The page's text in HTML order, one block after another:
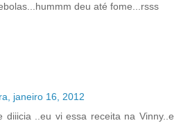
deu até fome...rsss
janeiro 16, 2012
diiicia ..eu vi essa receita na Vinny..e